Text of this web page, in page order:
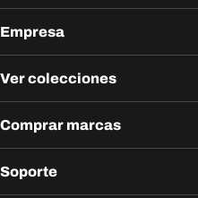
Empresa
Ver colecciones
Comprar marcas
Soporte